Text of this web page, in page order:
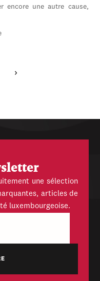
encore une autre cause,
›
une sélection
articles de
luxembourgeoise.